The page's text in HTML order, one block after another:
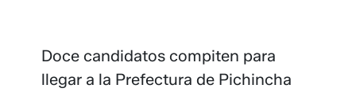
Doce candidatos compiten para
llegar a la Prefectura de Pichincha